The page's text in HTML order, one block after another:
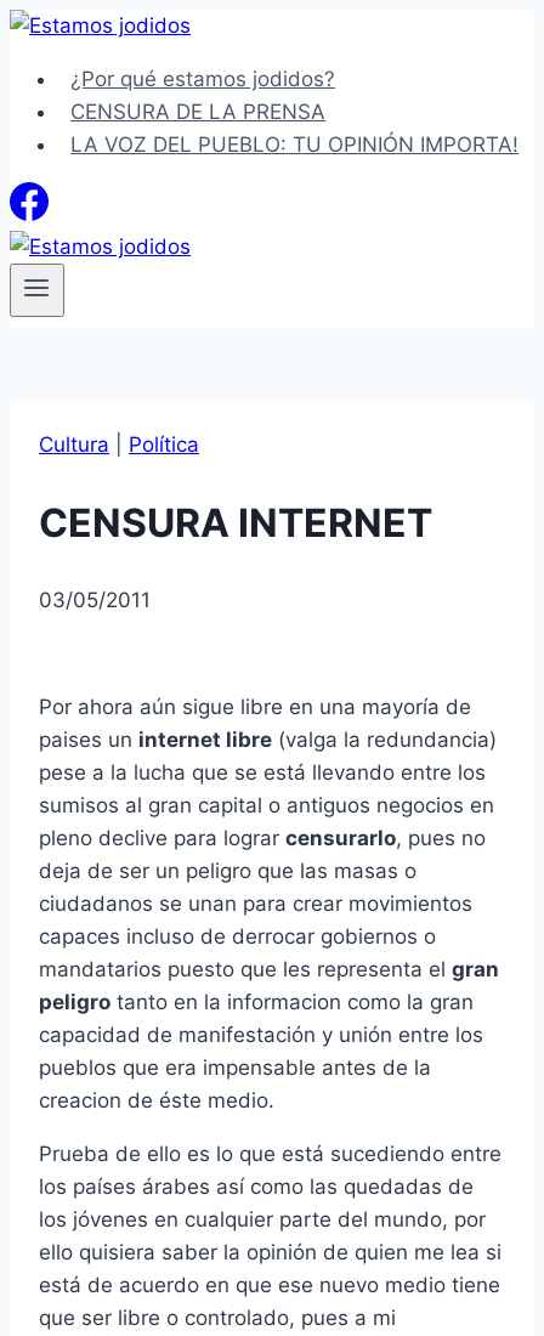
Saltar
contenido¿Por qué estamos jodidos?
CENSURA DE LA PRENSA
LA VOZ DEL PUEBLO: TU OPINIÓN IMPORTA!
Cultura Política
CENSURA INTERNET
03/05/2011
Por ahora aún sigue libre en una mayoría de
paises un internet libre (valga la redundancia)
pese a la lucha que se está llevando entre los
sumisos al gran capital o antiguos negocios en
pleno declive para lograr censurarlo, pues no
deja de ser un peligro que las masas o
ciudadanos se unan para crear movimientos
capaces incluso de derrocar gobiernos o
mandatarios puesto que les representa el gran
peligro tanto en la informacion como la gran
capacidad de manifestación y unión entre los
pueblos que era impensable antes de la
creacion de éste medio.
Prueba de ello es lo que está sucediendo entre
los países árabes así como las quedadas de
los jóvenes en cualquier parte del mundo, por
ello quisiera saber la opinión de quien me lea si
está de acuerdo en que ese nuevo medio tiene
que ser libre o controlado, pues a mi